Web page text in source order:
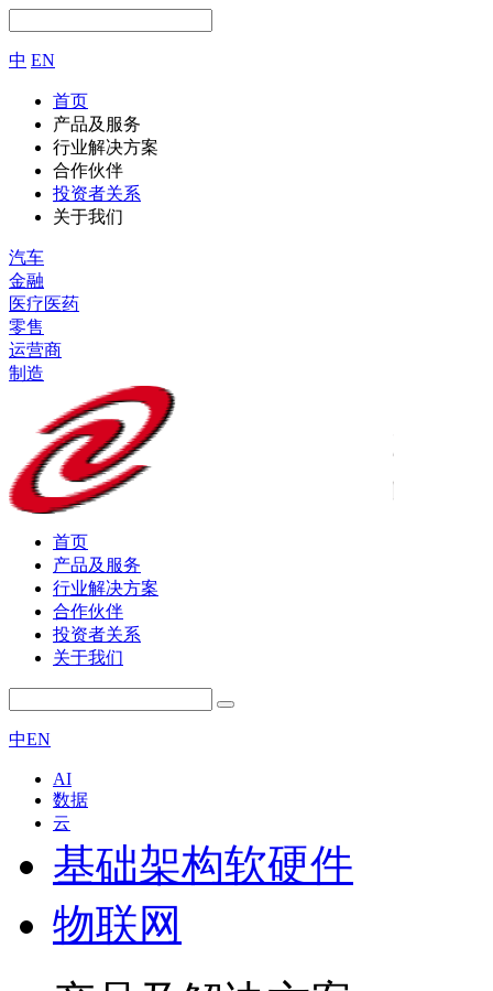
中 EN
首页
产品及服务
行业解决方案
合作伙伴
投资者关系
关于我们
汽车
金融
医疗医药
零售
运营商
制造
首页
产品及服务
行业解决方案
合作伙伴
投资者关系
关于我们
中EN
AI
数据
云
基础架构软硬件
物联网